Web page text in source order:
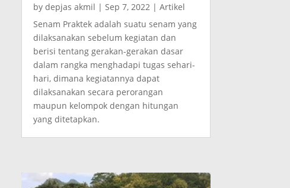
by depjas akmil | Sep 7, 2022 | Artikel
Senam Praktek adalah suatu senam yang
dilaksanakan sebelum kegiatan dan
berisi tentang gerakan-gerakan dasar
dalam rangka menghadapi tugas sehari-
hari, dimana kegiatannya dapat
dilaksanakan secara perorangan
maupun kelompok dengan hitungan
yang ditetapkan.